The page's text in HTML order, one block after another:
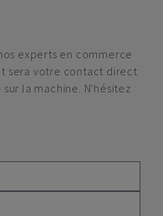
experts en commerce
sera votre contact direct
la machine. N'hésitez